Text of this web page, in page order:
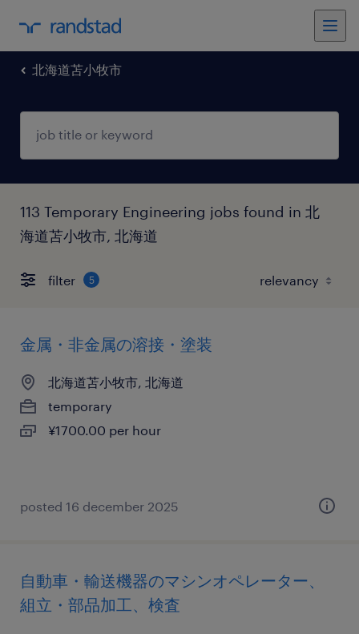
北海道苫小牧市
113 Temporary Engineering jobs found in 北
海道苫小牧市, 北海道
filter 5
金属・非金属の溶接・塗装
北海道苫小牧市, 北海道
temporary
¥1700.00 per hour
posted 16 december 2025
自動車・輸送機器のマシンオペレーター、
組立・部品加工、検査